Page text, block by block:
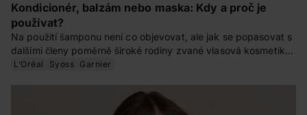
Kondicionér, balzám nebo maska: Kdy a proč je
používat?
Na použití šamponu není co objevovat, ale jak se popasovat s
dalšími členy poměrně široké rodiny zvané vlasová kosmetika?
Dá se zaměnit kondicionér s balzámem? A proč bychom doma
L‘Oréal Syoss Garnier